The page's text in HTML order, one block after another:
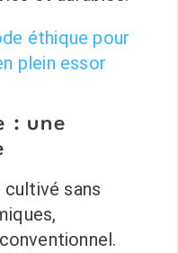
éthique pour
plein essor
: une
sans